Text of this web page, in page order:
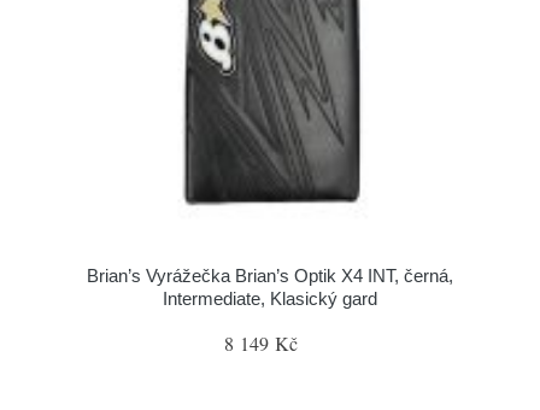
Brian’s Vyrážečka Brian’s Optik X4 INT, černá,
Intermediate, Klasický gard
8 149 Kč